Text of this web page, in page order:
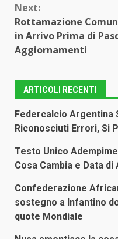
Next:
Rottamazione
in Arrivo Prima di
Aggiornamenti
ARTICOLI RECENTI
Federcalcio Argentina
Riconosciuti Errori, Si
Testo Unico
Cosa Cambia e Data
Confederazione
sostegno a Infantino
quote Mondiale